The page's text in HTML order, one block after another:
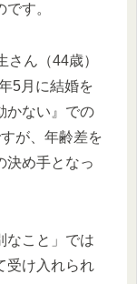
す。
ん（44歳）
5月に結婚を
かない』での
が、年齢差を
決め手となっ
なこと」では
受け入れられ